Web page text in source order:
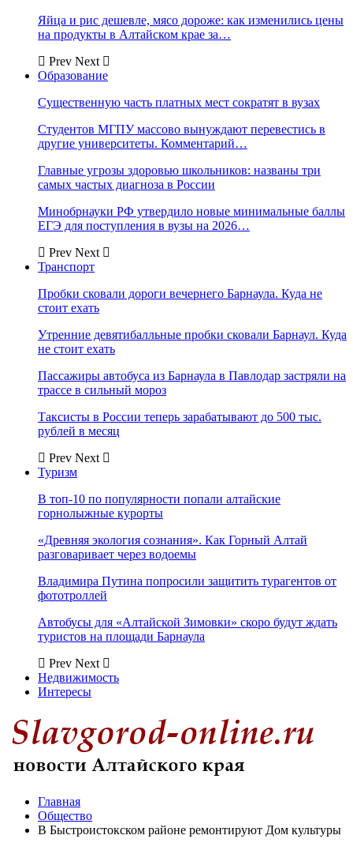
Яйца и рис дешевле, мясо дороже: как изменились цены
на продукты в Алтайском крае за…
Prev Next
Образование
Существенную часть платных мест сократят в вузах
Студентов МГПУ массово вынуждают перевестись в
другие университеты. Комментарий…
Главные угрозы здоровью школьников: названы три
самых частых диагноза в России
Минобрнауки РФ утвердило новые минимальные баллы
ЕГЭ для поступления в вузы на 2026…
Prev Next
Транспорт
Пробки сковали дороги вечернего Барнаула. Куда не
стоит ехать
Утренние девятибалльные пробки сковали Барнаул. Куда
не стоит ехать
Пассажиры автобуса из Барнаула в Павлодар застряли на
трассе в сильный мороз
Таксисты в России теперь зарабатывают до 500 тыс.
рублей в месяц
Prev Next
Туризм
В топ-10 по популярности попали алтайские
горнолыжные курорты
«Древняя экология сознания». Как Горный Алтай
разговаривает через водоемы
Владимира Путина попросили защитить турагентов от
фототроллей
Автобусы для «Алтайской Зимовки» скоро будут ждать
туристов на площади Барнаула
Prev Next
Недвижимость
Интересы
Главная
Общество
В Быстроистокском районе ремонтируют Дом культуры